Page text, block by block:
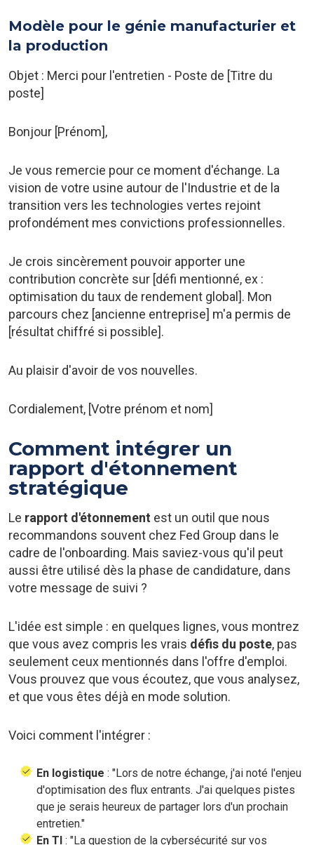
Modèle pour le génie manufacturier et
la production
Objet : Merci pour l'entretien - Poste de [Titre du
poste]
Bonjour [Prénom],
Je vous remercie pour ce moment d'échange. La
vision de votre usine autour de l'Industrie et de la
transition vers les technologies vertes rejoint
profondément mes convictions professionnelles.
Je crois sincèrement pouvoir apporter une
contribution concrète sur [défi mentionné, ex :
optimisation du taux de rendement global]. Mon
parcours chez [ancienne entreprise] m'a permis de
[résultat chiffré si possible].
Au plaisir d'avoir de vos nouvelles.
Cordialement, [Votre prénom et nom]
Comment intégrer un
rapport d'étonnement
stratégique
Le rapport d'étonnement est un outil que nous
recommandons souvent chez Fed Group dans le
cadre de l'onboarding. Mais saviez-vous qu'il peut
aussi être utilisé dès la phase de candidature, dans
votre message de suivi ?
L'idée est simple : en quelques lignes, vous montrez
que vous avez compris les vrais défis du poste, pas
seulement ceux mentionnés dans l'offre d'emploi.
Vous prouvez que vous écoutez, que vous analysez,
et que vous êtes déjà en mode solution.
Voici comment l'intégrer :
En logistique : "Lors de notre échange, j'ai noté l'enjeu
d'optimisation des flux entrants. J'ai quelques pistes
que je serais heureux de partager lors d'un prochain
entretien."
En TI : "La question de la cybersécurité sur vos